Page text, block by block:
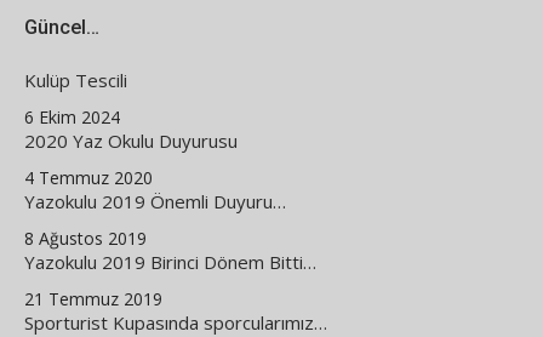
Güncel…
Kulüp Tescili
6 Ekim 2024
2020 Yaz Okulu Duyurusu
4 Temmuz 2020
Yazokulu 2019 Önemli Duyuru…
8 Ağustos 2019
Yazokulu 2019 Birinci Dönem Bitti…
21 Temmuz 2019
Sporturist Kupasında sporcularımız…